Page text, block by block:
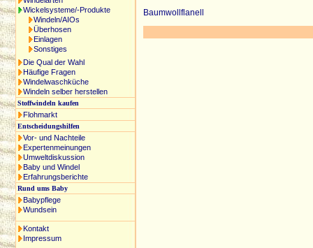
Wickelsysteme/-Produkte
Windeln/AIOs
Überhosen
Einlagen
Sonstiges
Die Qual der Wahl
Häufige Fragen
Windelwaschküche
Windeln selber herstellen
Stoffwindeln kaufen
Flohmarkt
Entscheidungshilfen
Vor- und Nachteile
Expertenmeinungen
Umweltdiskussion
Baby und Windel
Erfahrungsberichte
Rund ums Baby
Babypflege
Wundsein
Kontakt
Impressum
Baumwollflanell